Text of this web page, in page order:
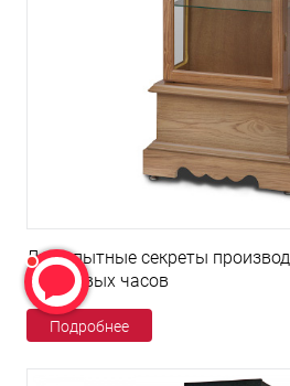
Любопытные секреты
кварцевых часов
Подробнее